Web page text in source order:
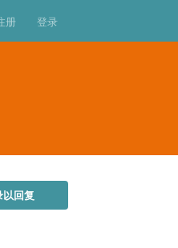
册 登录
以回复